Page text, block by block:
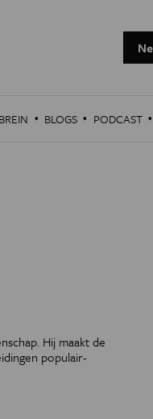
· BLOGS · PODCAST ·
Hij maakt de
populair-